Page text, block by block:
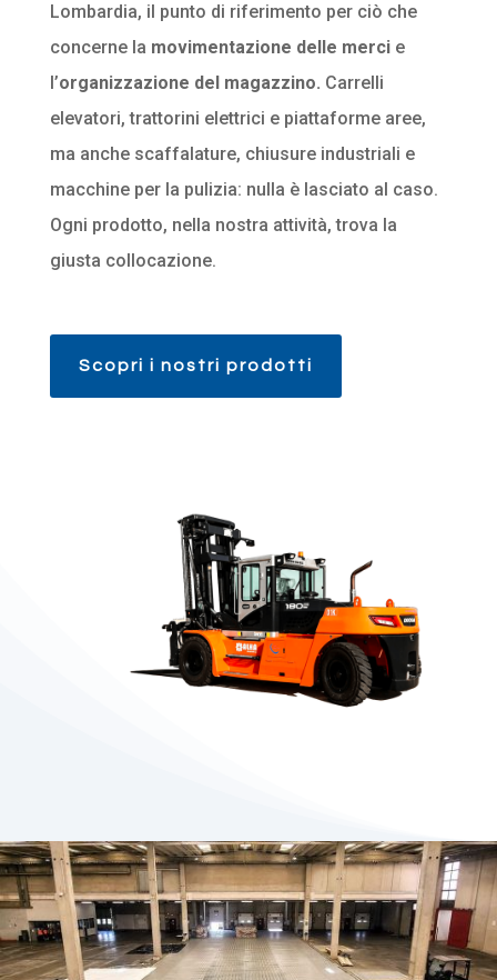
Lombardia, il punto di riferimento per ciò che
concerne la movimentazione delle mercie
l’organizzazione del magazzino. Carrelli
elevatori, trattorini elettrici e piattaforme aree,
ma anche scaffalature, chiusure industriali e
macchine per la pulizia: nulla è lasciato al caso.
Ogni prodotto, nella nostra attività, trova la
giusta collocazione.
Scopri i nostri prodotti